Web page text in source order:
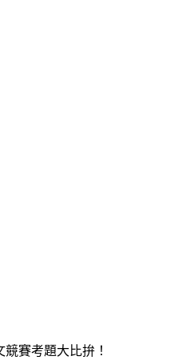
賽考題大比拚！